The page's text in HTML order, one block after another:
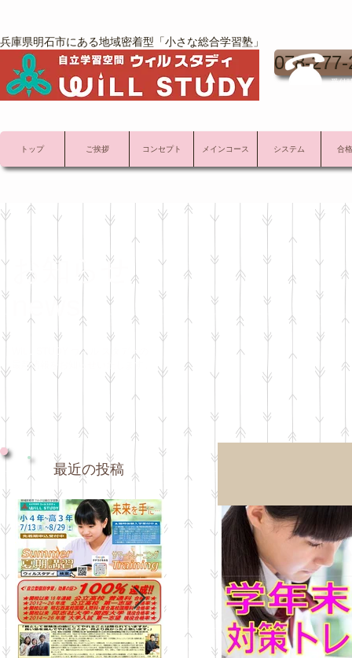
兵庫県明石市にある地域密着型「小さな総合学習塾」
078-
受付
トップ ご挨拶 コンセプト メインコース システム 合
お知らせ
news
WILL STUDY ウィル スタディの
最新情報をお知らせいたします。
最近の投稿